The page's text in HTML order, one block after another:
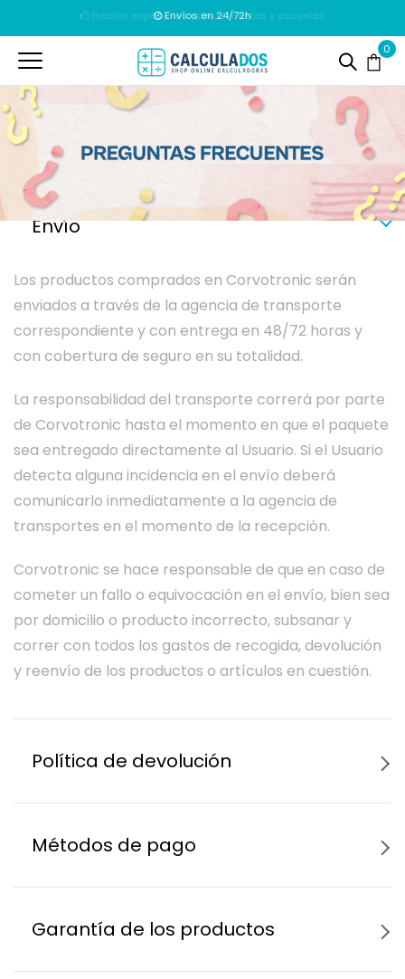
Envíos en 24/72h
0
Envío
Los productos comprados en Corvotronic serán
enviados a través de la agencia de transporte
correspondiente y con entrega en 48/72 horas y
con cobertura de seguro en su totalidad.
La responsabilidad del transporte correrá por parte
de Corvotronic hasta el momento en que el paquete
sea entregado directamente al Usuario. Si el Usuario
detecta alguna incidencia en el envío deberá
comunicarlo inmediatamente a la agencia de
transportes en el momento de la recepción.
Corvotronic se hace responsable de que en caso de
cometer un fallo o equivocación en el envío, bien sea
por domicilio o producto incorrecto, subsanar y
correr con todos los gastos de recogida, devolución
y reenvío de los productos o artículos en cuestión.
Política de devolución
Métodos de pago
Garantía de los productos